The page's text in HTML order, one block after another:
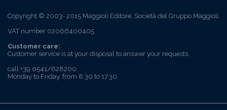
Copyright © 2003- 2015 Maggioli Editore, Società del Gruppo Maggioli
VAT number 02066400405
Customer care:
Customer service is at your disposal to answer your requests.
call +39 0541/628200
Monday to Friday, from 8.30 to 17.30,